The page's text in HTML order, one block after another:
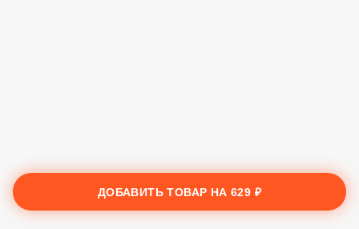
ДОБАВИТЬ ТОВАР НА629 ₽